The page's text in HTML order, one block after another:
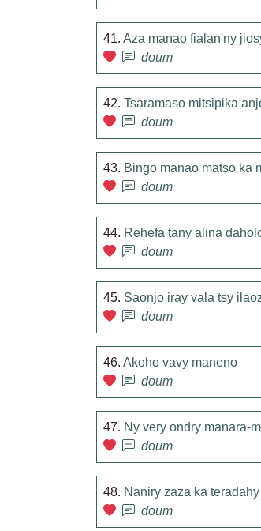
41. Aza manao fialan'ny
doum
42. Tsaramaso mitsipika
doum
43. Bingo manao matso ka
doum
44. Rehefa tany alina
doum
45. Saonjo iray vala tsy
doum
46. Akoho vavy maneno
doum
47. Ny very ondry manara-
doum
48. Naniry zaza ka teradahy
doum